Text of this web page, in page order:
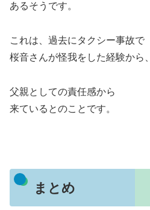
あるそうです。
これは、過去にタクシー事故で
桜音さんが怪我をした経験から、
父親としての責任感から
来ているとのことです。
まとめ